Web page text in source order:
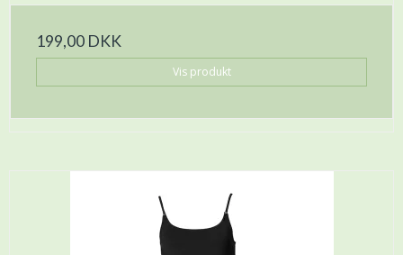
199,00 DKK
Vis produkt